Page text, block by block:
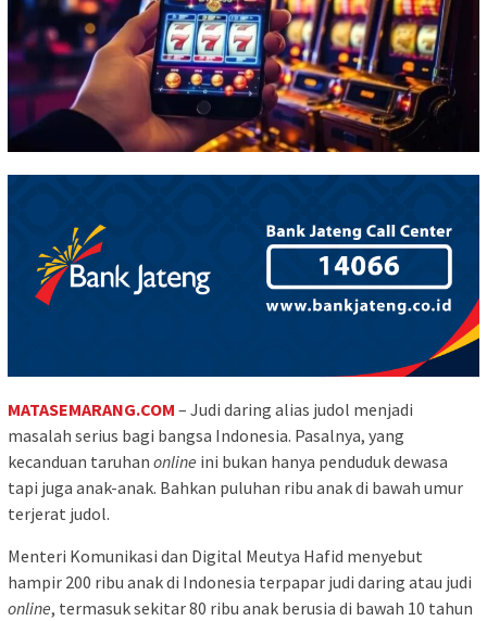
MATASEMARANG.COM – Judi daring alias judol menjadi
masalah serius bagi bangsa Indonesia. Pasalnya, yang
kecanduan taruhan online ini bukan hanya penduduk dewasa
tapi juga anak-anak. Bahkan puluhan ribu anak di bawah umur
terjerat judol.
Menteri Komunikasi dan Digital Meutya Hafid menyebut
hampir 200 ribu anak di Indonesia terpapar judi daring atau judi
online, termasuk sekitar 80 ribu anak berusia di bawah 10 tahun